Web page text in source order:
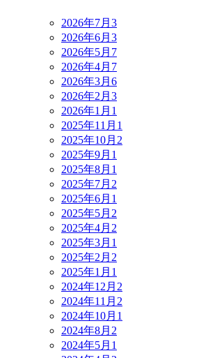
2026年7月 3
2026年6月 3
2026年5月 7
2026年4月 7
2026年3月 6
2026年2月 3
2026年1月 1
2025年11月 1
2025年10月 2
2025年9月 1
2025年8月 1
2025年7月 2
2025年6月 1
2025年5月 2
2025年4月 2
2025年3月 1
2025年2月 2
2025年1月 1
2024年12月 2
2024年11月 2
2024年10月 1
2024年8月 2
2024年5月 1